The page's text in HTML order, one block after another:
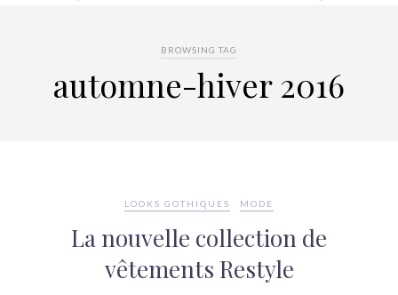
BROWSING TAG
automne-hiver 2016
LOOKS GOTHIQUES MODE
La nouvelle collection de
vêtements Restyle